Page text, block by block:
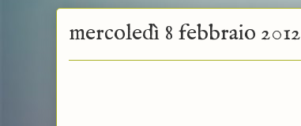
mercoledì 8 febbraio 2012